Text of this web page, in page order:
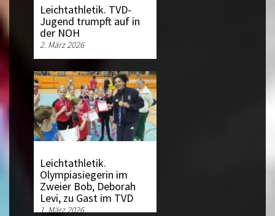
Leichtathletik. TVD-
Jugend trumpft auf in
der NOH
2. März 2026
Leichtathletik.
Olympiasiegerin im
Zweier Bob, Deborah
Levi, zu Gast im TVD
1. März 2026